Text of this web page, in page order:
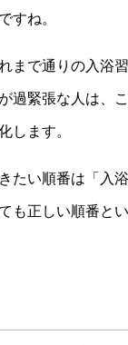
すね。
まで通りの入浴
過緊張な人は、
します。
たい順番は「
も正しい順番と